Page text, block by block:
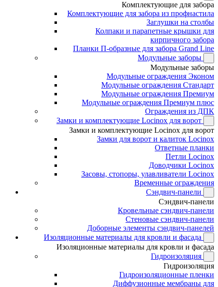
Комплектующие для забора
Комплектующие для забора из профнастила
Заглушки на столбы
Колпаки и парапетные крышки для
кирпичного забора
Планки П-образные для забора Grand Line
Модульные заборы
Модульные заборы
Модульные ограждения Эконом
Модульные ограждения Стандарт
Модульные ограждения Премиум
Модульные ограждения Премиум плюс
Ограждения из ДПК
Замки и комплектующие Locinox для ворот
Замки и комплектующие Locinox для ворот
Замки для ворот и калиток Locinox
Ответные планки
Петли Locinox
Доводчики Locinox
Засовы, стопоры, улавливатели Locinox
Временные ограждения
Сэндвич-панели
Сэндвич-панели
Кровельные сэндвич-панели
Стеновые сэндвич-панели
Доборные элементы сэндвич-панелей
Изоляционные материалы для кровли и фасада
Изоляционные материалы для кровли и фасада
Гидроизоляция
Гидроизоляция
Гидроизоляционные пленки
Диффузионные мембраны для